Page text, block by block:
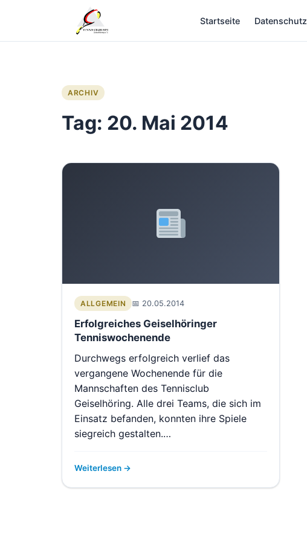
Startseite Datenschutz
ARCHIV
Tag: 20. Mai 2014
ALLGEMEIN 20.05.2014
Erfolgreiches Geiselhöringer
Tenniswochenende
Durchwegs erfolgreich verlief das
vergangene Wochenende für die
Mannschaften des Tennisclub
Geiselhöring. Alle drei Teams, die sich im
Einsatz befanden, konnten ihre Spiele
siegreich gestalten.…
Weiterlesen